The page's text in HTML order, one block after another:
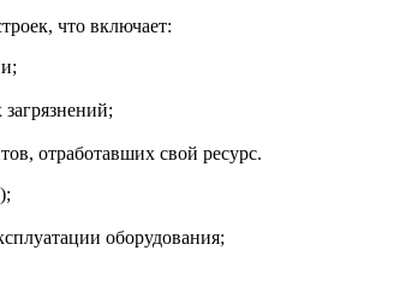
что включает:
отработавших свой ресурс.
оборудования;